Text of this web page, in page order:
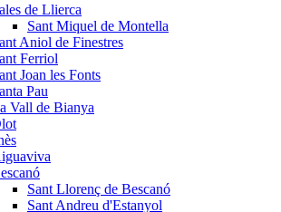
de Llierca
Sant Miquel de Montella
Aniol de Finestres
Ferriol
Joan les Fonts
Pau
Vall de Bianya
Sant Llorenç de Bescanó
Sant Andreu d'Estanyol